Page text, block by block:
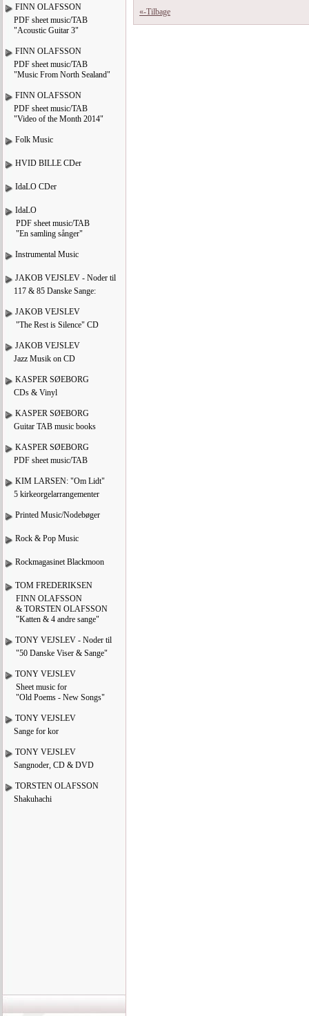
FINN OLAFSSON
PDF sheet music/TAB
"Acoustic Guitar 3"
FINN OLAFSSON
PDF sheet music/TAB
"Music From North Sealand"
FINN OLAFSSON
PDF sheet music/TAB
"Video of the Month 2014"
Folk Music
HVID BILLE CDer
IdaLO CDer
IdaLO
PDF sheet music/TAB
"En samling sånger"
Instrumental Music
JAKOB VEJSLEV - Noder til
117 & 85 Danske Sange:
JAKOB VEJSLEV
"The Rest is Silence" CD
JAKOB VEJSLEV
Jazz Musik on CD
KASPER SØEBORG
CDs & Vinyl
KASPER SØEBORG
Guitar TAB music books
KASPER SØEBORG
PDF sheet music/TAB
KIM LARSEN: "Om Lidt"
5 kirkeorgelarrangementer
Printed Music/Nodebøger
Rock & Pop Music
Rockmagasinet Blackmoon
TOM FREDERIKSEN
FINN OLAFSSON
& TORSTEN OLAFSSON
"Katten & 4 andre sange"
TONY VEJSLEV - Noder til
"50 Danske Viser & Sange"
TONY VEJSLEV
Sheet music for
"Old Poems - New Songs"
TONY VEJSLEV
Sange for kor
TONY VEJSLEV
Sangnoder, CD & DVD
TORSTEN OLAFSSON
Shakuhachi
«-Tilbage